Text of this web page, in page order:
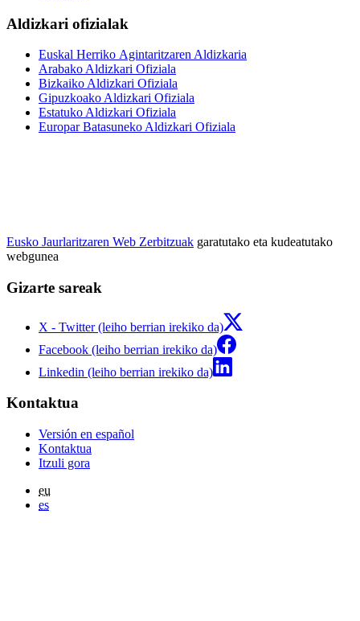
Aldizkari ofizialak
Euskal Herriko Agintaritzaren Aldizkaria
Arabako Aldizkari Ofiziala
Bizkaiko Aldizkari Ofiziala
Gipuzkoako Aldizkari Ofiziala
Estatuko Aldizkari Ofiziala
Europar Batasuneko Aldizkari Ofiziala
Eusko Jaurlaritzaren Web Zerbitzuak garatutako eta kudeatutako
webgunea
Gizarte sareak
X - Twitter (leiho berrian irekiko da)
Facebook (leiho berrian irekiko da)
Linkedin (leiho berrian irekiko da)
Kontaktua
Versión en español
Kontaktua
Itzuli gora
eu
es